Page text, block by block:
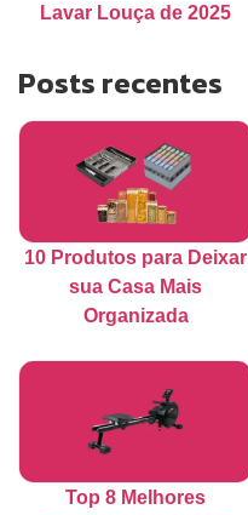
Lavar Louça de 2025
Posts recentes
10 Produtos para Deixar
sua Casa Mais
Organizada
Top 8 Melhores